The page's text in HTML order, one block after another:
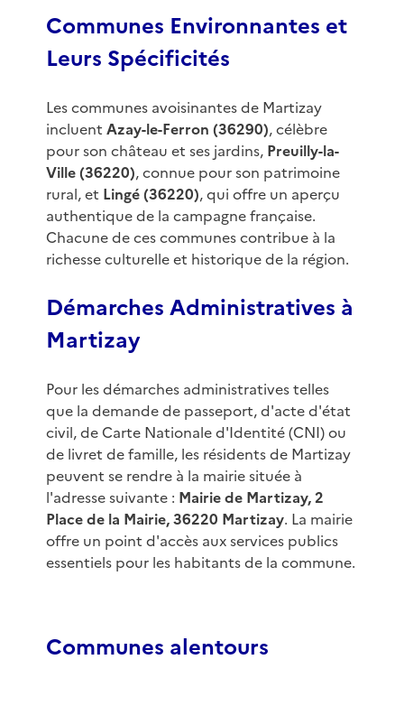
Communes Environnantes et
Leurs Spécificités
Les communes avoisinantes de Martizay
incluent Azay-le-Ferron (36290), célèbre
pour son château et ses jardins, Preuilly-la-
Ville (36220), connue pour son patrimoine
rural, et Lingé (36220), qui offre un aperçu
authentique de la campagne française.
Chacune de ces communes contribue à la
richesse culturelle et historique de la région.
Démarches Administratives à
Martizay
Pour les démarches administratives telles
que la demande de passeport, d'acte d'état
civil, de Carte Nationale d'Identité (CNI) ou
de livret de famille, les résidents de Martizay
peuvent se rendre à la mairie située à
l'adresse suivante : Mairie de Martizay, 2
Place de la Mairie, 36220 Martizay. La mairie
offre un point d'accès aux services publics
essentiels pour les habitants de la commune.
Communes alentours